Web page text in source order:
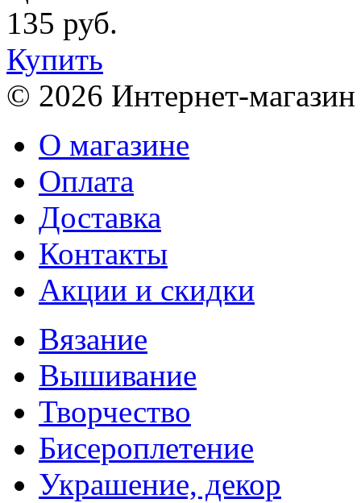
135 руб.
Купить
© 2026 Интернет-
О магазине
Оплата
Доставка
Контакты
Акции и скидки
Вязание
Вышивание
Творчество
Бисероплетение
Украшение, декор